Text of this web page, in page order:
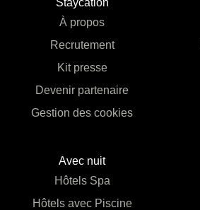
Staycation
À propos
Recrutement
Kit presse
Devenir partenaire
Gestion des cookies
Avec nuit
Hôtels Spa
Hôtels avec Piscine